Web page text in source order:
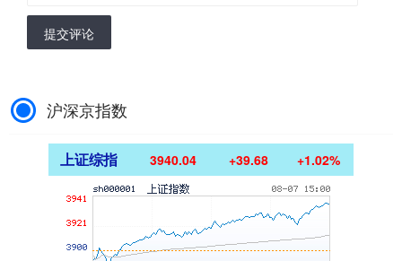
提交评论
沪深京指数
上证综指 3940.04 +39.68 +1.02%